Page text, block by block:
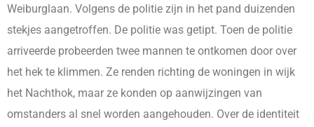
Weiburglaan. Volgens de politie zijn in het pand duizenden
stekjes aangetroffen. De politie was getipt. Toen de politie
arriveerde probeerden twee mannen te ontkomen door over
het hek te klimmen. Ze renden richting de woningen in wijk
het Nachthok, maar ze konden op aanwijzingen van
omstanders al snel worden aangehouden. Over de identiteit